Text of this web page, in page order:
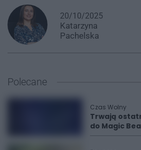
20/10/2025
Katarzyna
Pachelska
Polecane
Czas Wolny
Trwają
do Magic